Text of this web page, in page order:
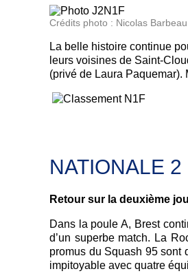
Crédits photo : Nicolas Barbeau
La belle histoire continue
leurs voisines de Saint-
(privé de Laura
NATIONALE
Retour sur la deuxième
Dans la poule A, Brest
d’un superbe match. La
promus du Squash 95 sont
impitoyable avec quatre